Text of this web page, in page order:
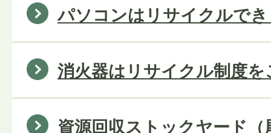
パソコンはリサイクルで
消火器はリサイクル制度
資源回収ストックヤード